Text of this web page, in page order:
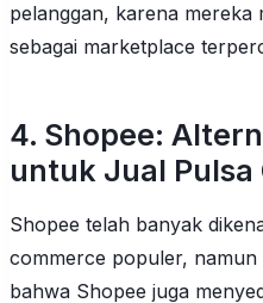
pelanggan, karena mereka
sebagai marketplace
4. Shopee:
untuk Jual Pulsa
Shopee telah banyak
commerce populer,
bahwa Shopee juga